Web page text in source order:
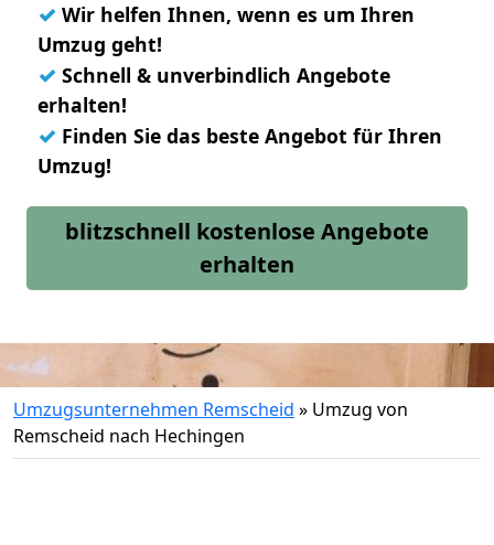
✓ Wir helfen Ihnen, wenn es um Ihren
Umzug geht!
✓ Schnell & unverbindlich Angebote
erhalten!
✓ Finden Sie das beste Angebot für Ihren
Umzug!
blitzschnell kostenlose Angebote
erhalten
Umzugsunternehmen Remscheid » Umzug von
Remscheid nach Hechingen